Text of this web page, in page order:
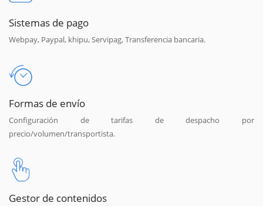
Sistemas de pago
Webpay, Paypal, khipu, Servipag, Transferencia bancaria.
Formas de envío
Configuración de tarifas de despacho por
precio/volumen/transportista.
Gestor de contenidos